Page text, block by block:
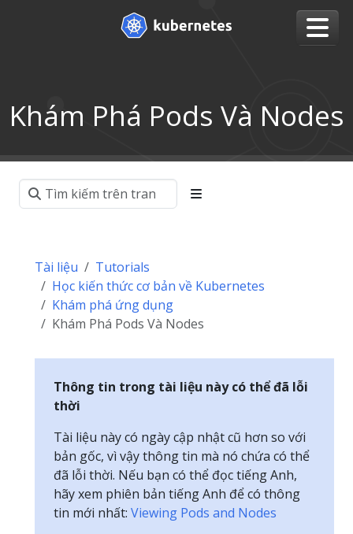
Khám Phá Pods Và Nodes
Tài liệu
Tutorials
Học kiến thức cơ bản về Kubernetes
Khám phá ứng dụng
Khám Phá Pods Và Nodes
Thông tin trong tài liệu này có thể đã lỗi
thời
Tài liệu này có ngày cập nhật cũ hơn so với
bản gốc, vì vậy thông tin mà nó chứa có thể
đã lỗi thời. Nếu bạn có thể đọc tiếng Anh,
hãy xem phiên bản tiếng Anh để có thông
tin mới nhất: Viewing Pods and Nodes